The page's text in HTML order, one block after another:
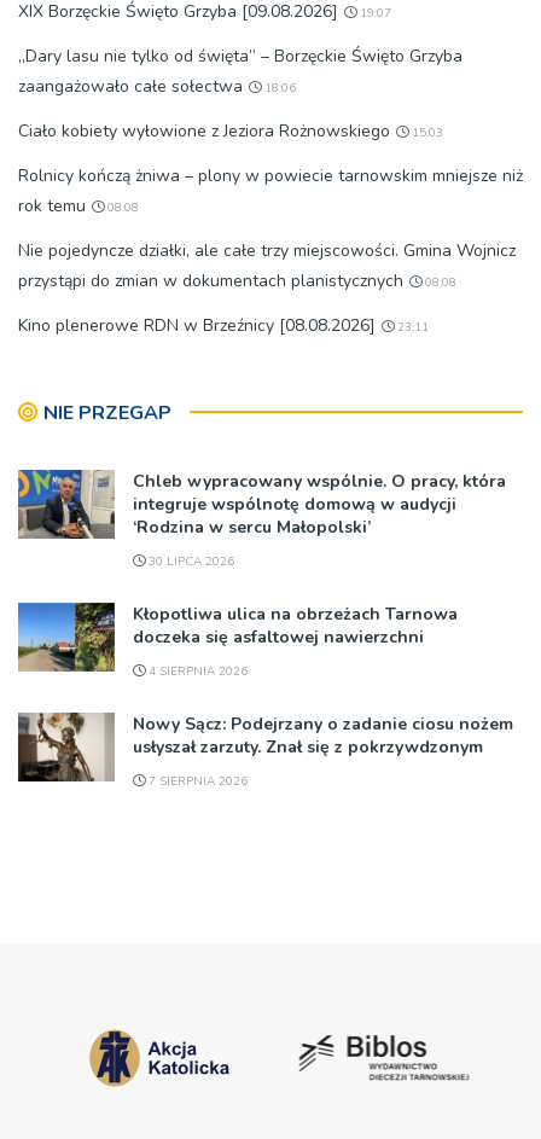
XIX Borzęckie Święto Grzyba [09.08.2026] 19:07
„Dary lasu nie tylko od święta” – Borzęckie Święto Grzyba
zaangażowało całe sołectwa
18:06
Ciało kobiety wyłowione z Jeziora Rożnowskiego 15:03
Rolnicy kończą żniwa – plony w powiecie tarnowskim mniejsze niż
rok temu
08:08
Nie pojedyncze działki, ale całe trzy miejscowości. Gmina Wojnicz
przystąpi do zmian w dokumentach planistycznych
08:08
Kino plenerowe RDN w Brzeźnicy [08.08.2026] 23:11
NIE PRZEGAP
Chleb wypracowany wspólnie. O pracy, która
integruje wspólnotę domową w audycji
‘Rodzina w sercu Małopolski’
30 LIPCA 2026
Kłopotliwa ulica na obrzeżach Tarnowa
doczeka się asfaltowej nawierzchni
4 SIERPNIA 2026
Nowy Sącz: Podejrzany o zadanie ciosu nożem
usłyszał zarzuty. Znał się z pokrzywdzonym
7 SIERPNIA 2026